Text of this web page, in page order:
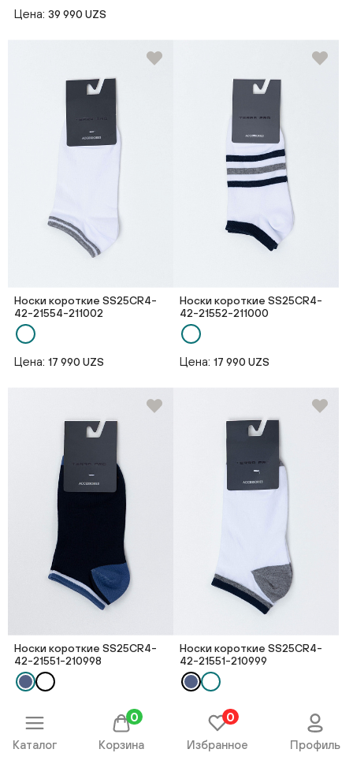
Цена: 39 990 UZS
Носки короткие SS25CR4-
42-21554-211002
Цена: 17 990 UZS
Носки короткие SS25CR4-
42-21552-211000
Цена: 17 990 UZS
Носки короткие SS25CR4-
42-21551-210998
Носки короткие SS25CR4-
42-21551-210999
17 990 UZS
Каталог Корзина
0
Избранное
0
Профиль